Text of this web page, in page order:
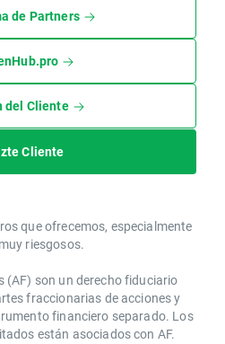
de Partners
del Cliente
Cliente
que ofrecemos, especialmente
riesgosos.
(AF) son un derecho fiduciario
fraccionarias de acciones y
financiero separado. Los
están asociados con AF.